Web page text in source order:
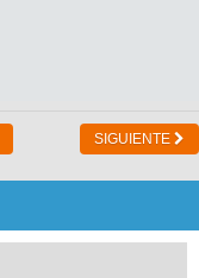
SIGUIENTE